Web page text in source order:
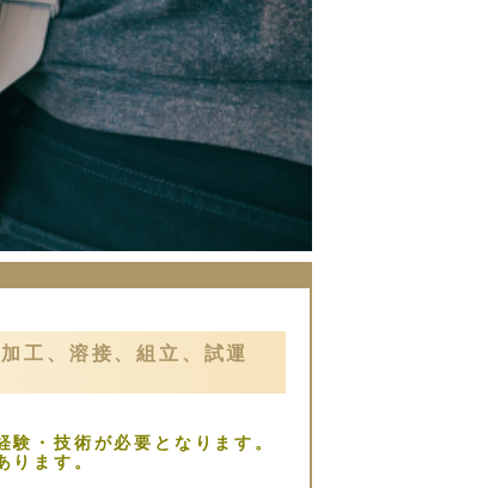
工、溶接、組立、試運
・技術が必要となります。
ります。